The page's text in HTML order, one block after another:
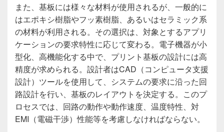
また、基板には様々な材料が使用されるが、一般的に
はエポキシ樹脂やフッ素樹脂、あるいはセラミック系
の材料が利用される。その選択は、対象とするアプリ
ケーションの要求特性に応じて変わる。電子機器が小
型化、高機能化する中で、プリント基板の設計には高
精度が求められる。設計者はCAD（コンピュータ支援
設計）ツールを使用して、システムの要求に沿った回
路設計を行い、基板のレイアウトを決定する。このプ
ロセスでは、回路の動作や動作速度、温度特性、対
EMI（電磁干渉）性能等を考慮しなければならない。